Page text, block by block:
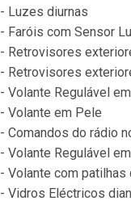
- Luzes diurnas
- Faróis com Sensor
- Retrovisores
- Retrovisores
- Volante Regulável
- Volante em Pele
- Comandos do rádio
- Volante Regulável
- Volante com patilhas
- Vidros Eléctricos